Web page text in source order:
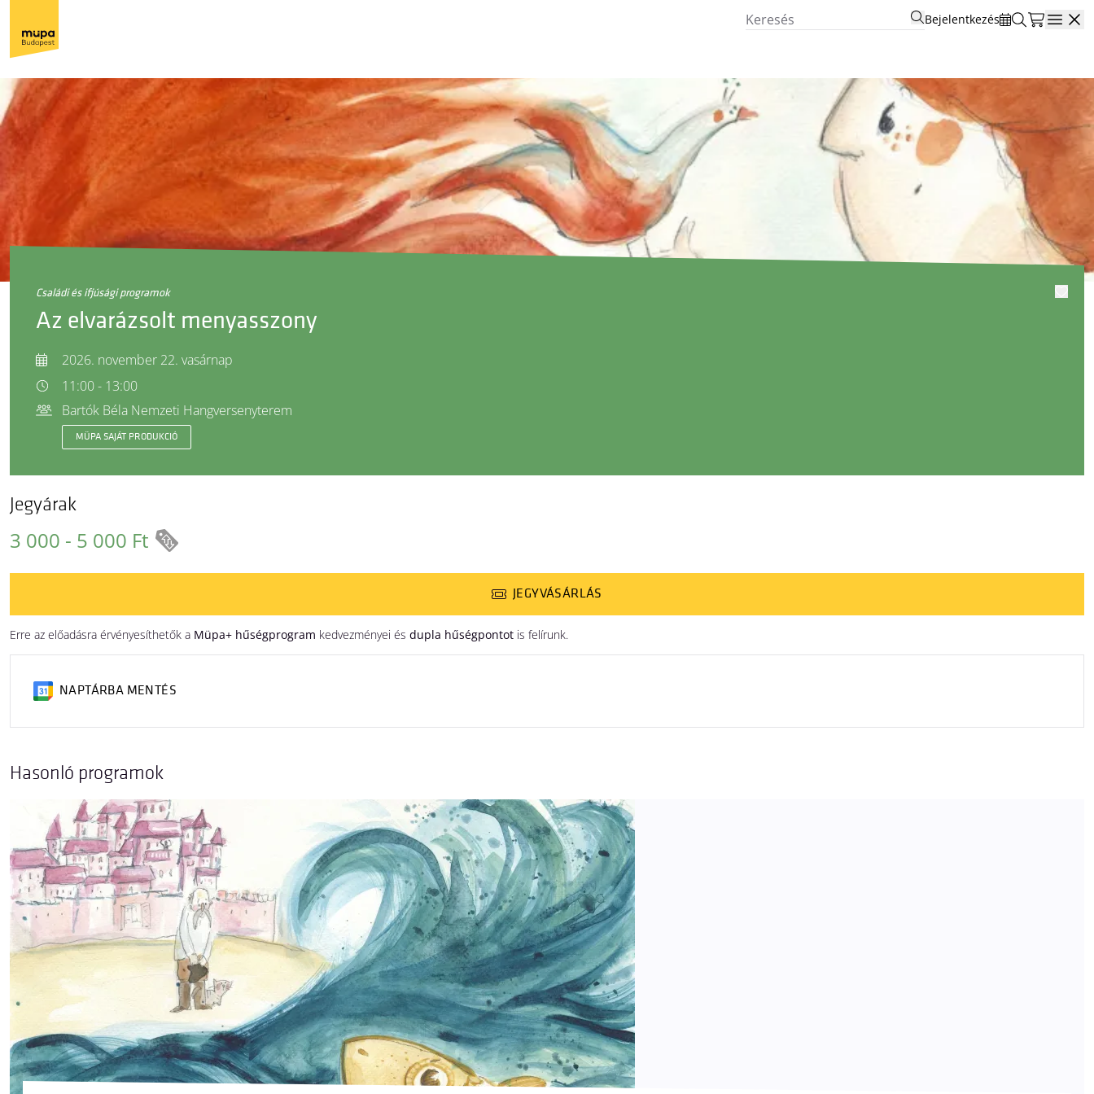
Bejelentkezés
családi és ifjúsági programok
Az elvarázsolt menyasszony
2026. november 22. vasárnap
11:00 - 13:00
Bartók Béla Nemzeti Hangversenyterem
MÜPA SAJÁT PRODUKCIÓ
Jegyárak
3 000 - 5 000 Ft
JEGYVÁSÁRLÁS
Erre az előadásra érvényesíthetők a Müpa+ hűségprogram kedvezményei és dupla hűségpontot is felírunk.
NAPTÁRBA MENTÉS
Hasonló programok